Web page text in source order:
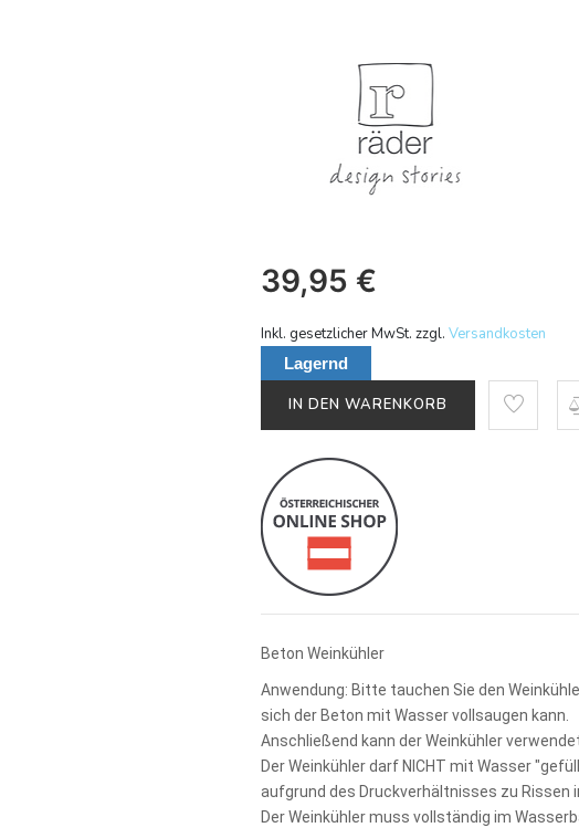
39,95 €
Inkl. gesetzlicher MwSt. zzgl.Versandkosten
Lagernd
IN DEN WARENKORB
Beton Weinkühler
Anwendung: Bitte tauchen Sie den
sich der Beton mit Wasser vollsaugen kann.
Anschließend kann der Weinkühler
Der Weinkühler darf NICHT mit Wasser
aufgrund des Druckverhältnisses zu Rissen
Der Weinkühler muss vollständig im